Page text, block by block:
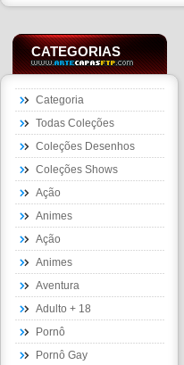
CATEGORIAS
Categoria
Todas Coleções
Coleções Desenhos
Coleções Shows
Ação
Animes
Ação
Animes
Aventura
Adulto + 18
Pornô
Pornô Gay